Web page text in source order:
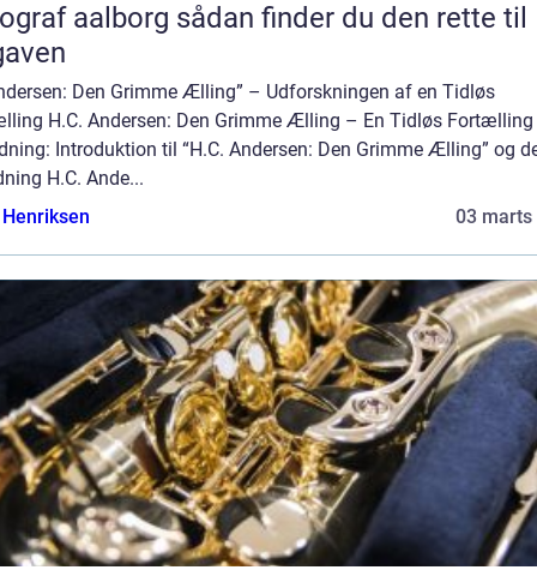
sådan finder du den rette til
Den Grimme Ælling” – Udforskningen af en Tidløs
H.C. Andersen: Den Grimme Ælling – En Tidløs Fortælling
Introduktion til “H.C. Andersen: Den Grimme Ælling” og
H.C. Ande...
03 marts